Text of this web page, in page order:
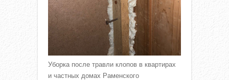
Уборка после травли клопов в квартирах
и частных домах Раменского